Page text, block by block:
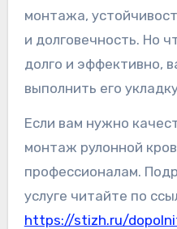
монтажа,
и долговечность. Но
долго и эффективно,
выполнить его
Если вам нужно
монтаж рулонной
профессионалам.
услуге читайте по
https://stizh.ru/